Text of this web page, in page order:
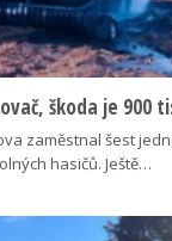
škoda je 900
zaměstnal šest
hasičů. Ještě…